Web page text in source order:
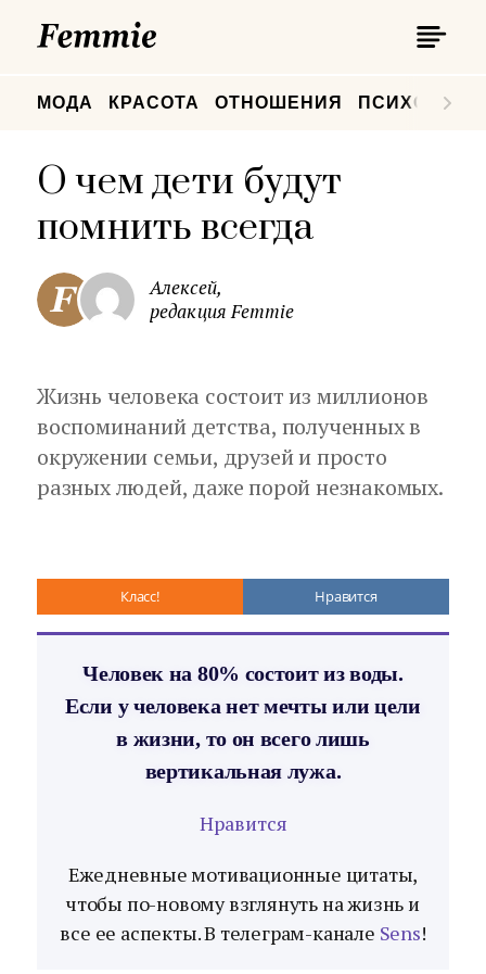
МОДА КРАСОТА ОТНОШЕНИЯ
О чем дети будут
помнить всегда
Алексей,
редакция Femmie
Жизнь человека состоит из миллионов
воспоминаний детства, полученных в
окружении семьи, друзей и просто
разных людей, даже порой незнакомых.
Класс! Нравится
Человек на 80% состоит из воды.
Если у человека нет мечты или цели
в жизни, то он всего лишь
вертикальная лужа.
Нравится
Ежедневные мотивационные цитаты,
чтобы по-новому взглянуть на жизнь и
все ее аспекты. В телеграм-канале Sens!